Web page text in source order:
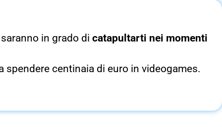
in grado di catapultarti nei momenti
centinaia di euro in videogames.